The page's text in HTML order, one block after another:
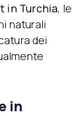
in Turchia, le
naturali
dei
in